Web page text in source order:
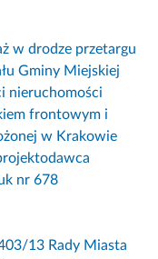
w drodze przetargu
Gminy Miejskiej
nieruchomości
frontowym i
w Krakowie
nr 678
13 Rady Miasta